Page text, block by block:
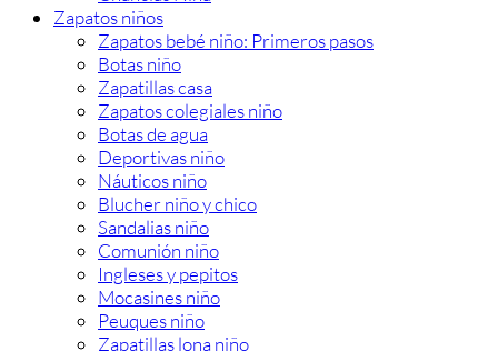
Zapatos niños
Zapatos bebé niño: Primeros pasos
Botas niño
Zapatillas casa
Zapatos colegiales niño
Botas de agua
Deportivas niño
Náuticos niño
Blucher niño y chico
Sandalias niño
Comunión niño
Ingleses y pepitos
Mocasines niño
Peuques niño
Zapatillas lona niño